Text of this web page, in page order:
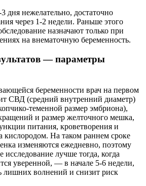
дня нежелательно, достаточно
через 1-2 недели. Раньше этого
назначают только при
на внематочную беременность.
— параметры
беременности врач на первом
СВД (средний внутренний диаметр)
теменной размер эмбриона),
и размер желточного мешка,
питания, кроветворения и
кислородом. На таком раннем сроке
изменяются ежедневно, поэтому
исследование лучше тогда, когда
уверенной, — в начале 5-6 недели,
лишних волнений и снизит риск